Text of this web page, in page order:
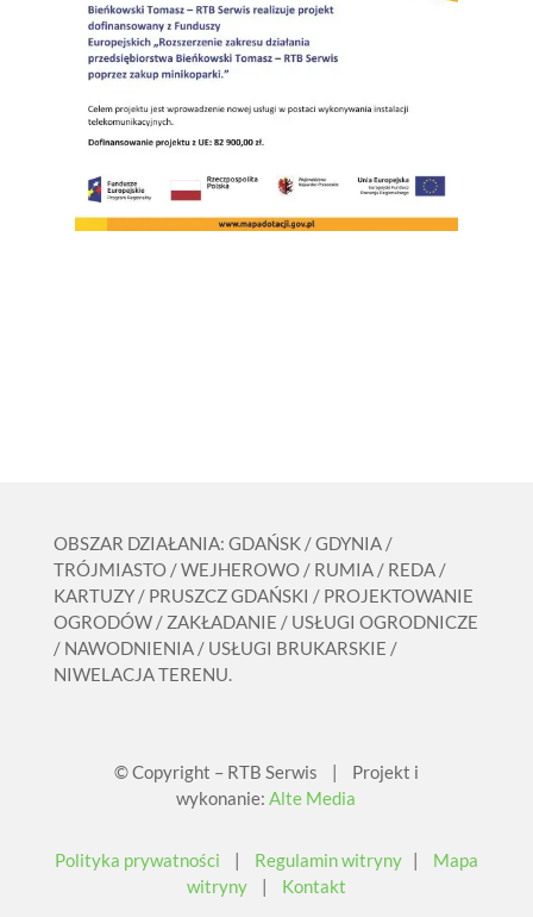
OBSZAR DZIAŁANIA: GDAŃSK / GDYNIA /
TRÓJMIASTO / WEJHEROWO / RUMIA / REDA /
KARTUZY / PRUSZCZ GDAŃSKI / PROJEKTOWANIE
OGRODÓW / ZAKŁADANIE / USŁUGI OGRODNICZE
/ NAWODNIENIA / USŁUGI BRUKARSKIE /
NIWELACJA TERENU.
© Copyright – RTB Serwis | Projekt i
wykonanie:Alte Media
Polityka prywatności | Regulamin witryny| Mapa
witryny| Kontakt